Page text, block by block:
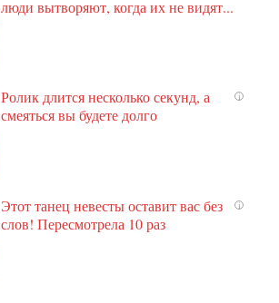
люди вытворяют, когда их не видят...
i
Ролик длится несколько секунд, а
смеяться вы будете долго
i
Этот танец невесты оставит вас без
слов! Пересмотрела 10 раз